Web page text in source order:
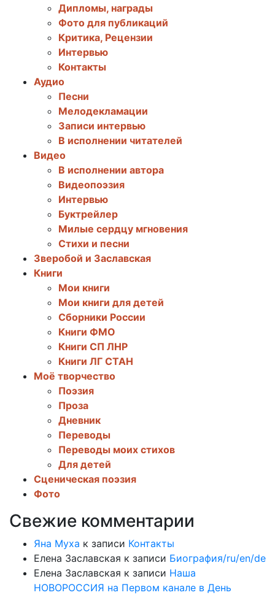
Дипломы, награды
Фото для публикаций
Критика, Рецензии
Интервью
Контакты
Аудио
Песни
Мелодекламации
Записи интервью
В исполнении читателей
Видео
В исполнении автора
Видеопоэзия
Интервью
Буктрейлер
Милые сердцу мгновения
Стихи и песни
Зверобой и Заславская
Книги
Мои книги
Мои книги для детей
Сборники России
Книги ФМО
Книги СП ЛНР
Книги ЛГ СТАН
Моё творчество
Поэзия
Проза
Дневник
Переводы
Переводы моих стихов
Для детей
Сценическая поэзия
Фото
Свежие комментарии
Яна Муха к записи Контакты
Елена Заславская к записи Биография/ru/en/de
Елена Заславская к записи Наша
НОВОРОССИЯ на Первом канале в День